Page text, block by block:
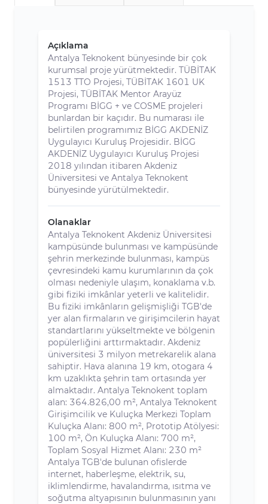
Açıklama
Antalya Teknokent bünyesinde bir çok
kurumsal proje yürütmektedir. TÜBİTAK
1513 TTO Projesi, TÜBİTAK 1601 UK
Projesi, TÜBİTAK Mentor Arayüz
Programı BİGG + ve COSME projeleri
bunlardan bir kaçıdır. Bu numarası ile
belirtilen programımız BİGG AKDENİZ
Uygulayıcı Kuruluş Projesidir. BİGG
AKDENİZ Uygulayıcı Kuruluş Projesi
2018 yılından itibaren Akdeniz
Üniversitesi ve Antalya Teknokent
bünyesinde yürütülmektedir.
Olanaklar
Antalya Teknokent Akdeniz Üniversitesi
kampüsünde bulunması ve kampüsünde
şehrin merkezinde bulunması, kampüs
çevresindeki kamu kurumlarının da çok
olması nedeniyle ulaşım, konaklama v.b.
gibi fiziki imkânlar yeterli ve kalitelidir.
Bu fiziki imkânların gelişmişliği TGB'de
yer alan firmaların ve girişimcilerin hayat
standartlarını yükseltmekte ve bölgenin
popülerliğini arttırmaktadır. Akdeniz
üniversitesi 3 milyon metrekarelik alana
sahiptir. Hava alanına 19 km, otogara 4
km uzaklıkta şehrin tam ortasında yer
almaktadır. Antalya Teknokent toplam
alan: 364.826,00 m², Antalya Teknokent
Girişimcilik ve Kuluçka Merkezi Toplam
Kuluçka Alanı: 800 m², Prototip Atölyesi:
100 m², Ön Kuluçka Alanı: 700 m²,
Toplam Sosyal Hizmet Alanı: 230 m²
Antalya TGB'de bulunan ofislerde
internet, haberleşme, elektrik, su,
iklimlendirme, havalandırma, ısıtma ve
soğutma altyapısının bulunmasının yanı